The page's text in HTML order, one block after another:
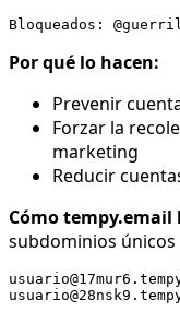
Por qué lo hacen:
Prevenir
Forzar la
marketing
Reducir
Cómo tempy.email
subdominios